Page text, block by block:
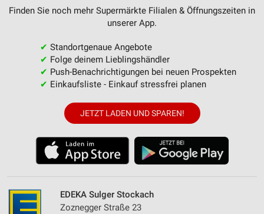
Finden Sie noch mehr Supermärkte Filialen & Öffnungszeiten in
unserer App.
✔ Standortgenaue Angebote
✔ Folge deinem Lieblingshändler
✔ Push-Benachrichtigungen bei neuen Prospekten
✔ Einkaufsliste - Einkauf stressfrei planen
JETZT LADEN UND SPAREN!
EDEKA Sulger Stockach
Zoznegger Straße 23